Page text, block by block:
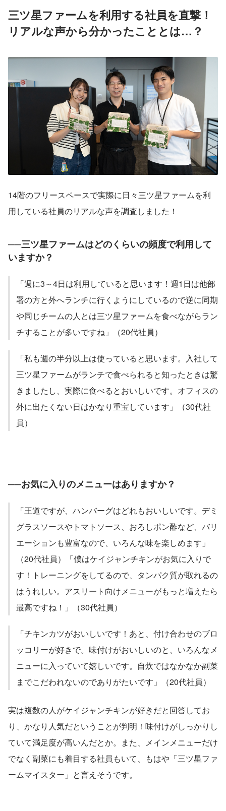
三ツ星ファームを利用する社員を直撃！
リアルな声から分かったこととは…？
14階のフリースペースで実際に日々三ツ星ファームを利
用している社員のリアルな声を調査しました！
──三ツ星ファームはどのくらいの頻度で利用して
いますか？
「週に3～4日は利用していると思います！週1日は他部
署の方と外へランチに行くようにしているので逆に同期
や同じチームの人とは三ツ星ファームを食べながらラン
チすることが多いですね」（20代社員）
「私も週の半分以上は使っていると思います。入社して
三ツ星ファームがランチで食べられると知ったときは驚
きましたし、実際に食べるとおいしいです。オフィスの
外に出たくない日はかなり重宝しています」（30代社
員）
──お気に入りのメニューはありますか？
「王道ですが、ハンバーグはどれもおいしいです。デミ
グラスソースやトマトソース、おろしポン酢など、バリ
エーションも豊富なので、いろんな味を楽しめます」
（20代社員）「僕はケイジャンチキンがお気に入りで
す！トレーニングをしてるので、タンパク質が取れるの
はうれしい。アスリート向けメニューがもっと増えたら
最高ですね！」（30代社員）
「チキンカツがおいしいです！あと、付け合わせのブロ
ッコリーが好きで。味付けがおいしいのと、いろんなメ
ニューに入っていて嬉しいです。自炊ではなかなか副菜
までこだわれないのでありがたいです」（20代社員）
実は複数の人がケイジャンチキンが好きだと回答してお
り、かなり人気だということが判明！味付けがしっかりし
ていて満足度が高いんだとか。また、メインメニューだけ
でなく副菜にも着目する社員もいて、もはや「三ツ星ファ
ームマイスター」と言えそうです。